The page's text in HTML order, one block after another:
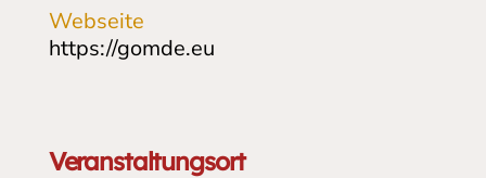
Webseite
https://gomde.eu
Veranstaltungsort